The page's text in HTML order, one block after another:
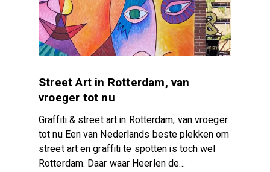
Street Art in Rotterdam, van
vroeger tot nu
Graffiti & street art in Rotterdam, van vroeger
tot nu Een van Nederlands beste plekken om
street art en graffiti te spotten is toch wel
Rotterdam. Daar waar Heerlen de…